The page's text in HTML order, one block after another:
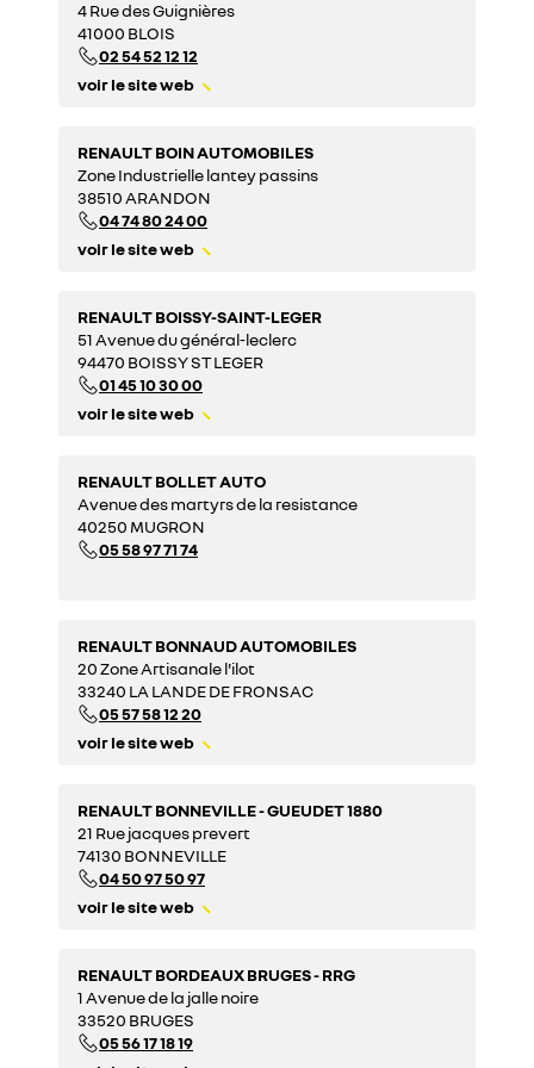
4 Rue des Guignières
41000 BLOIS
02 54 52 12 12
voir le site web
RENAULT BOIN AUTOMOBILES
Zone Industrielle lantey passins
38510 ARANDON
04 74 80 24 00
voir le site web
RENAULT BOISSY-SAINT-LEGER
51 Avenue du général-leclerc
94470 BOISSY ST LEGER
01 45 10 30 00
voir le site web
RENAULT BOLLET AUTO
Avenue des martyrs de la resistance
40250 MUGRON
05 58 97 71 74
RENAULT BONNAUD AUTOMOBILES
20 Zone Artisanale l'ilot
33240 LA LANDE DE FRONSAC
05 57 58 12 20
voir le site web
RENAULT BONNEVILLE - GUEUDET 1880
21 Rue jacques prevert
74130 BONNEVILLE
04 50 97 50 97
voir le site web
RENAULT BORDEAUX BRUGES - RRG
1 Avenue de la jalle noire
33520 BRUGES
05 56 17 18 19